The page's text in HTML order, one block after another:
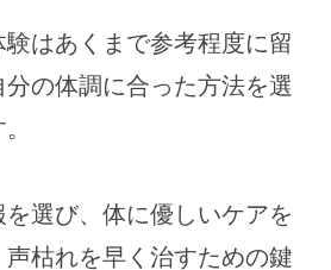
はあくまで参考程度に留
の体調に合った方法を選
選び、体に優しいケアを
枯れを早く治すための鍵